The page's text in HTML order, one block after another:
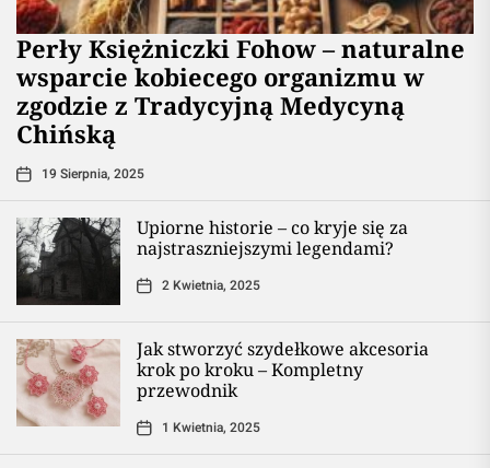
Perły Księżniczki Fohow – naturalne
wsparcie kobiecego organizmu w
zgodzie z Tradycyjną Medycyną
Chińską
19 Sierpnia, 2025
Upiorne historie – co kryje się za
najstraszniejszymi legendami?
2 Kwietnia, 2025
Jak stworzyć szydełkowe akcesoria
krok po kroku – Kompletny
przewodnik
1 Kwietnia, 2025